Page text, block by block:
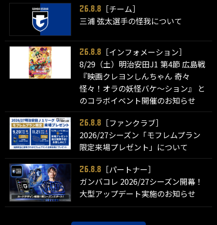
26.8.8
［チーム］
三浦 弦太選手の怪我について
26.8.8
［インフォメーション］
8/29（土）明治安田J1 第4節 広島戦
『映画クレヨンしんちゃん 奇々
怪々！オラの妖怪バケ～ション』 と
のコラボイベント開催のお知らせ
26.8.8
［ファンクラブ］
2026/27シーズン「モフレムプラン
限定来場プレゼント」について
26.8.8
［パートナー］
ガンバコレ 2026/27シーズン開幕！
大型アップデート実施のお知らせ